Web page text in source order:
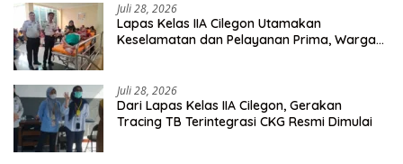
Juli 28, 2026
Lapas Kelas IIA Cilegon Utamakan
Keselamatan dan Pelayanan Prima, Warga
Juli 28, 2026
Dari Lapas Kelas IIA Cilegon, Gerakan
Tracing TB Terintegrasi CKG Resmi Dimulai